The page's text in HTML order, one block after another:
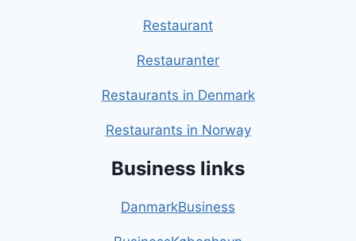
Restaurant
Restauranter
Restaurants in Denmark
Restaurants in Norway
Business links
DanmarkBusiness